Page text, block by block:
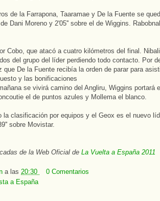
de la Farrapona, Taaramae y De la Fuente se
Dani Moreno y 2'05'' sobre el de Wiggins.
Cobo, que atacó a cuatro kilómetros del final.
del grupo del líder perdiendo todo contacto. Por
que De la Fuente recibía la orden de parar para
y las bonificaciones
se vivirá camino del Angliru, Wiggins portará
el de puntos azules y Mollema el blanco.
la clasificación por equipos y el Geox es el nuevo
sobre Movistar.
de la Web Oficial de La Vuelta a España 2011
a las 20:30
0 Comentarios
a España